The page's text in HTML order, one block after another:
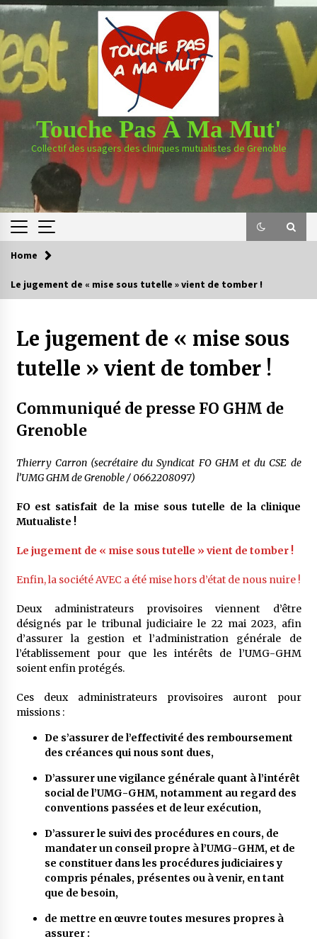
Skip
content
Touche Pas À Ma Mut'
Collectif des usagers des cliniques mutualistes de Grenoble
Home
Le jugement de « mise sous tutelle » vient de tomber !
Le jugement de « mise sous
tutelle » vient de tomber !
Communiqué de presse FO GHM de
Grenoble
Thierry Carron (secrétaire du Syndicat FO GHM et du CSE de
l’UMG GHM de Grenoble / 0662208097)
FO est satisfait de la mise sous tutelle de la clinique
Mutualiste !
Le jugement de « mise sous tutelle » vient de tomber !
Enfin, la société AVEC a été mise hors d’état de nous nuire !
Deux administrateurs provisoires viennent d’être
désignés par le tribunal judiciaire le 22 mai 2023, afin
d’assurer la gestion et l’administration générale de
l’établissement pour que les intérêts de l’UMG-GHM
soient enfin protégés.
Ces deux administrateurs provisoires auront pour
missions :
De s’assurer de l’effectivité des remboursement
des créances qui nous sont dues,
D’assurer une vigilance générale quant à l’intérêt
social de l’UMG-GHM, notamment au regard des
conventions passées et de leur exécution,
D’assurer le suivi des procédures en cours, de
mandater un conseil propre à l’UMG-GHM, et de
se constituer dans les procédures judiciaires y
compris pénales, présentes ou à venir, en tant
que de besoin,
de mettre en œuvre toutes mesures propres à
assurer :